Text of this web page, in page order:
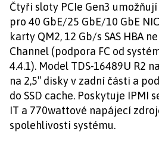
Čtyři sloty PCIe Gen3
pro 40 GbE/25 GbE/10 GbE
karty QM2, 12 Gb/s SAS HBA
Channel (podpora FC od
4.4.1). Model TDS-16489U R2
na 2,5″ disky v zadní části a
do SSD cache. Poskytuje IPMI
IT a 770wattové napájecí
spolehlivosti systému.